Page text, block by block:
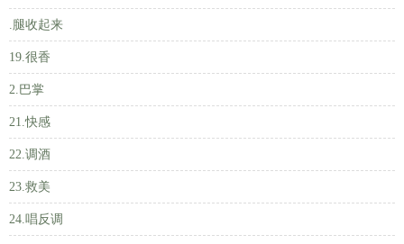
.腿收起来
19.很香
2.巴掌
21.快感
22.调酒
23.救美
24.唱反调